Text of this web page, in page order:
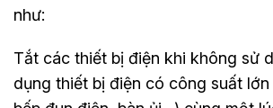
như:
Tắt các thiết bị điện khi không sử
dụng thiết bị điện có công suất